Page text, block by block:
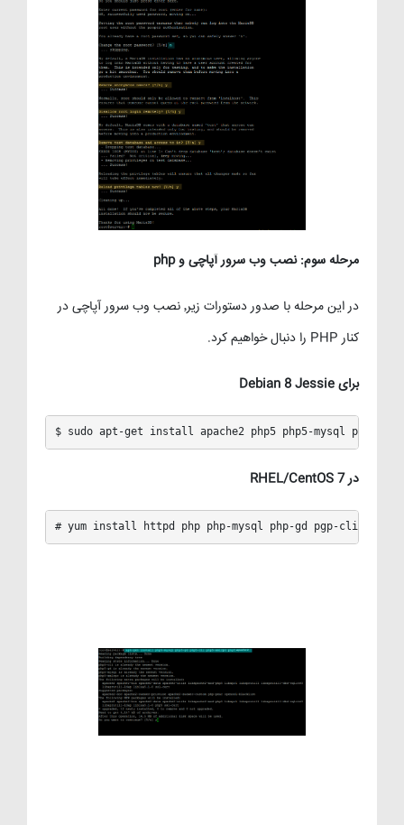
مرحله سوم: نصب وب سرور آپاچی و php
در این مرحله با صدور دستورات زیر٬ نصب وب سرور آپاچی در
کنار PHP را دنبال خواهیم کرد.
برای Debian 8 Jessie
$ sudo apt-get install apache2 php5 php5-mysql php5-gd
در RHEL/CentOS 7
# yum install httpd php php-mysql php-gd pgp-cli php-